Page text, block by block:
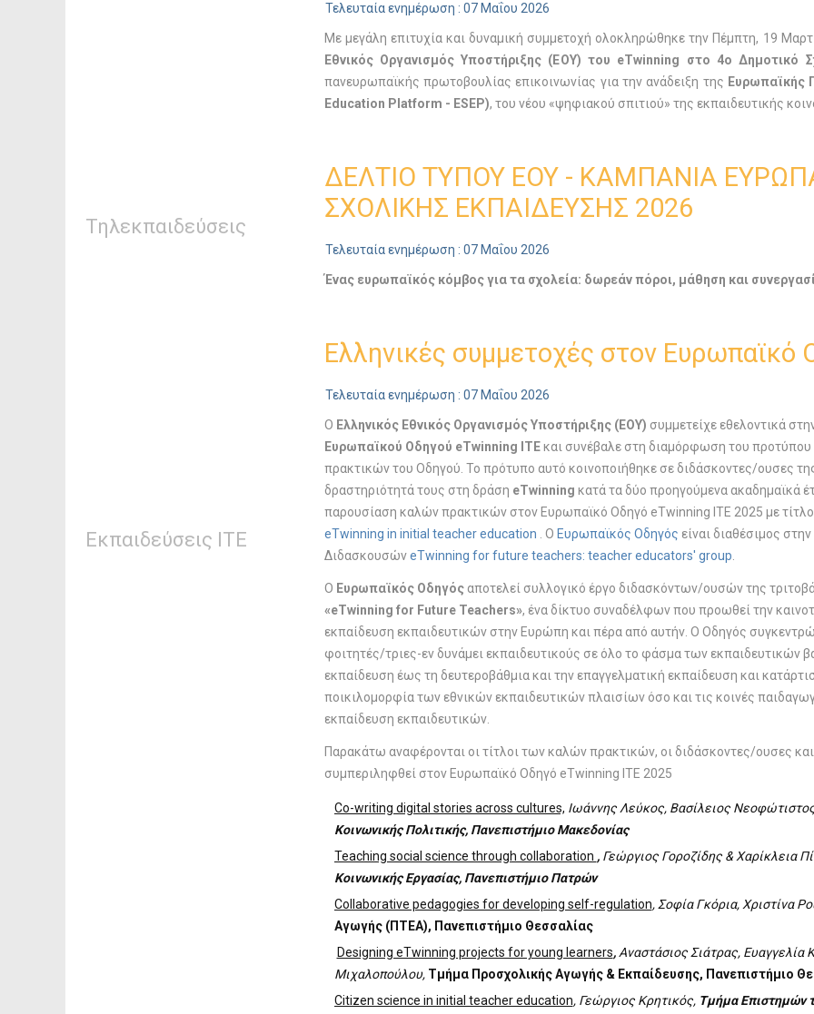
Τηλεκπαιδεύσεις
Εκπαιδεύσεις ΙΤΕ
Τελευταία ενημέρωση : 07 Μαΐου 2026
Με μεγάλη επιτυχία και δυναμική συμμετοχή ολοκληρώθηκε την Πέμπτη, 19
Εθνικός Οργανισμός Υποστήριξης (ΕΟΥ) του eTwinning
στο 4ο Δημοτικό
πανευρωπαϊκής πρωτοβουλίας επικοινωνίας για την ανάδειξη της Ευρωπαϊκής
Education Platform - ESEP), του νέου «ψηφιακού σπιτιού» της εκπαιδευτικής
ΔΕΛΤΙΟ ΤΥΠΟΥ ΕΟΥ - ΚΑΜΠΑΝΙΑ
ΣΧΟΛΙΚΗΣ ΕΚΠΑΙΔΕΥΣΗΣ 2026
Τελευταία ενημέρωση : 07 Μαΐου 2026
Ένας ευρωπαϊκός κόμβος για τα σχολεία: δωρεάν πόροι, μάθηση και
Ελληνικές συμμετοχές στον Ευρωπαϊκό
Τελευταία ενημέρωση : 07 Μαΐου 2026
Ο Ελληνικός Εθνικός Οργανισμός Υποστήριξης (ΕΟΥ) συμμετείχε εθελοντικά
Ευρωπαϊκού Οδηγού eTwinning ITEκαι συνέβαλε στη διαμόρφωση του
πρακτικών του Οδηγού. Το πρότυπο αυτό κοινοποιήθηκε σε διδάσκοντες/ουσες
δραστηριότητά τους στη δράση eTwinning κατά τα δύο προηγούμενα ακαδημαϊκά
παρουσίαση καλών πρακτικών στον Ευρωπαϊκό Οδηγό eTwinning ITE 2025 με
eTwinning in initial teacher education
Ο Ευρωπαϊκός Οδηγός είναι διαθέσιμος
ΔιδασκουσώνeTwinning for future teachers: teacher educators' group
Ο Ευρωπαϊκός Οδηγόςαποτελεί συλλογικό έργο διδασκόντων/ουσών της
«eTwinning for Future Teachers», ένα δίκτυο συναδέλφων που προωθεί την
εκπαίδευση εκπαιδευτικών στην Ευρώπη και πέρα από αυτήν. Ο Οδηγός
φοιτητές/τριες-εν δυνάμει εκπαιδευτικούς σε όλο το φάσμα των
εκπαίδευση έως τη δευτεροβάθμια και την επαγγελματική εκπαίδευση και
ποικιλομορφία των εθνικών εκπαιδευτικών πλαισίων όσο και τις κοινές
εκπαίδευση εκπαιδευτικών.
Παρακάτω αναφέρονται οι τίτλοι των καλών πρακτικών, οι διδάσκοντες/ουσες
συμπεριληφθεί στον Ευρωπαϊκό Οδηγό eTwinning ITE 2025
Co-writing digital stories across cultures, Ιωάννης Λεύκος, Βασίλειος
Κοινωνικής Πολιτικής, Πανεπιστήμιο Μακεδονίας
Teaching social science through collaboration ,Γεώργιος Γοροζίδης& Χαρίκλεια
Κοινωνικής Εργασίας, Πανεπιστήμιο Πατρών
Collaborative pedagogies for developing self-regulation, Σοφία Γκόρια, Χριστίνα
Αγωγής (ΠΤΕΑ), Πανεπιστήμιο Θεσσαλίας
Designing eTwinning projects for young learners, Αναστάσιος Σιάτρας, Ευαγγελία
Μιχαλοπούλου, Τμήμα Προσχολικής Αγωγής & Εκπαίδευσης, Πανεπιστήμιο
Citizen science in initial teacher education, Γεώργιος Κρητικός, Τμήμα Επιστημών